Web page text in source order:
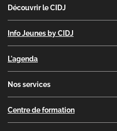
Découvrir le CIDJ
Info Jeunes by CIDJ
L'agenda
Nos services
Centre de formation